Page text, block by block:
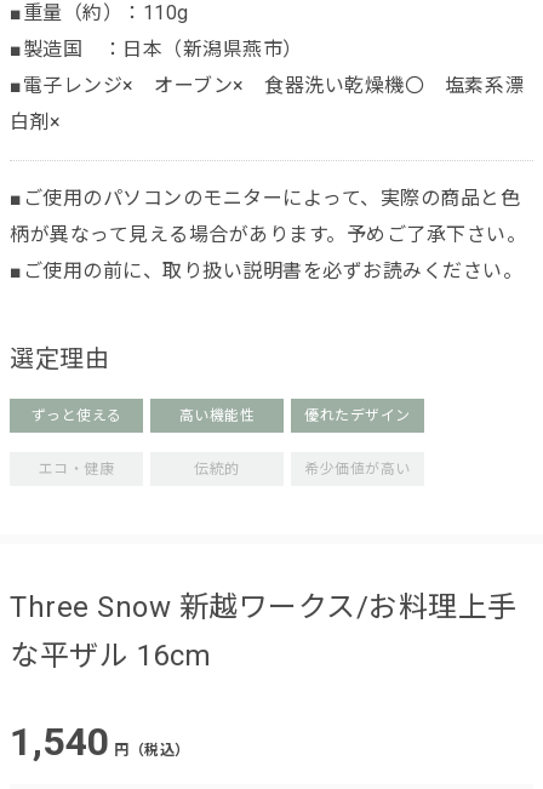
■重量（約）：110g
■製造国 ：日本（新潟県燕市）
■電子レンジ× オーブン× 食器洗い乾燥機〇 塩素系漂
白剤×
■ご使用のパソコンのモニターによって、実際の商品と色
柄が異なって見える場合があります。予めご了承下さい。
■ご使用の前に、取り扱い説明書を必ずお読みください。
選定理由
ずっと使える 高い機能性 優れたデザイン
エコ・健康 伝統的 希少価値が高い
Three Snow 新越ワークス/お料理上手
な平ザル 16cm
1,540 円（税込）